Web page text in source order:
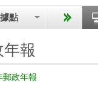
點
報
郵政年報